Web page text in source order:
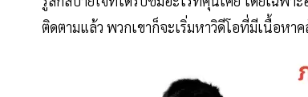
ติดตามแล้ว พวกเขาก็จะเริ่มหาวิดีโอที่มีเนื้อหา